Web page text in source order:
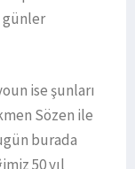
günler
ise şunları
Sözen ile
burada
50 yıl